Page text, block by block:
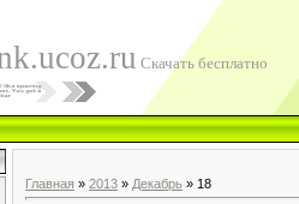
Скачать бесплатно
Главная » 2013 » Декабрь » 18